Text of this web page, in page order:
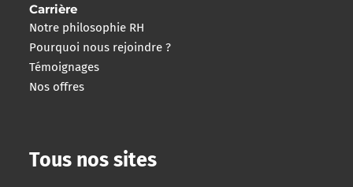
Carrière
Notre philosophie RH
Pourquoi nous rejoindre ?
Témoignages
Nos offres
Tous nos sites